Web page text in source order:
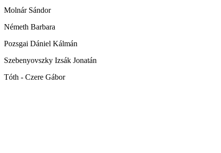
Molnár Sándor
Németh Barbara
Pozsgai Dániel Kálmán
Szebenyovszky Izsák Jonatán
Tóth - Czere Gábor